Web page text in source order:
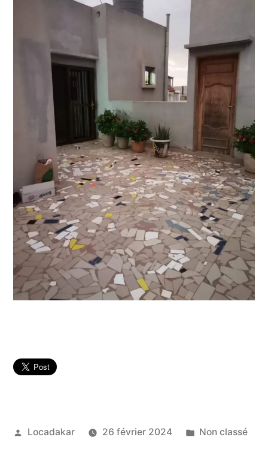
Publié
Locadakar 26 février 2024
Publié
Non classé